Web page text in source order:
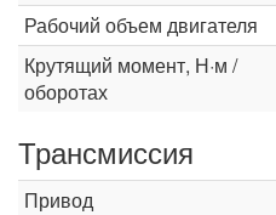
Рабочий объем двигателя
Крутящий момент, Н·м /
оборотах
Трансмиссия
Привод